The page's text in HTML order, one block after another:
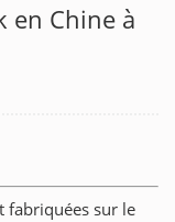
en Chine à
fabriquées sur le